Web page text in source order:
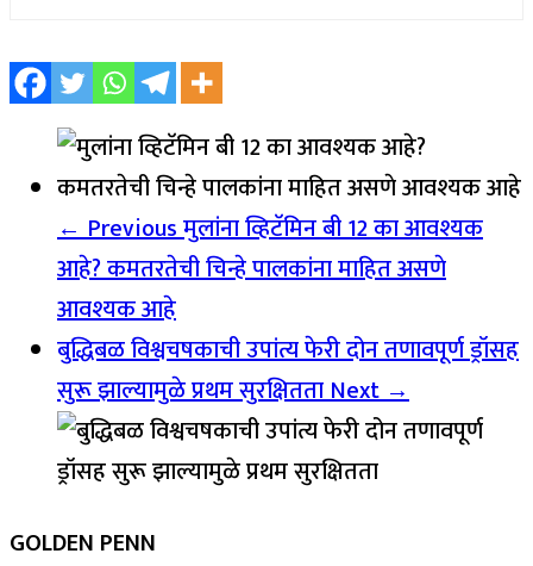
← Previousमुलांना व्हिटॅमिन बी 12 का आवश्यक
आहे? कमतरतेची चिन्हे पालकांना माहित असणे
आवश्यक आहे
बुद्धिबळ विश्वचषकाची उपांत्य फेरी दोन तणावपूर्ण ड्रॉसह
सुरू झाल्यामुळे प्रथम सुरक्षितताNext →
GOLDEN PENN